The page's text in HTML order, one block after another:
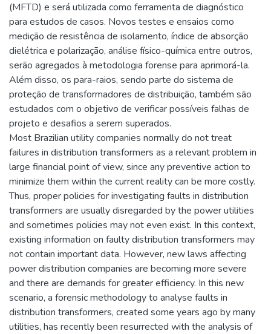
(MFTD) e será utilizada como ferramenta de diagnóstico
para estudos de casos. Novos testes e ensaios como
medição de resistência de isolamento, índice de absorção
dielétrica e polarização, análise físico-química entre outros,
serão agregados à metodologia forense para aprimorá-la.
Além disso, os para-raios, sendo parte do sistema de
proteção de transformadores de distribuição, também são
estudados com o objetivo de verificar possíveis falhas de
projeto e desafios a serem superados.
Most Brazilian utility companies normally do not treat
failures in distribution transformers as a relevant problem in
large financial point of view, since any preventive action to
minimize them within the current reality can be more costly.
Thus, proper policies for investigating faults in distribution
transformers are usually disregarded by the power utilities
and sometimes policies may not even exist. In this context,
existing information on faulty distribution transformers may
not contain important data. However, new laws affecting
power distribution companies are becoming more severe
and there are demands for greater efficiency. In this new
scenario, a forensic methodology to analyse faults in
distribution transformers, created some years ago by many
utilities, has recently been resurrected with the analysis of